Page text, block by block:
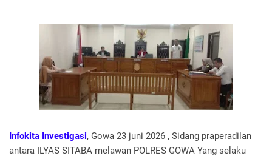
Infokita Investigasi, Gowa 23 juni 2026 , Sidang praperadilan
antara ILYAS SITABA melawan POLRES GOWA Yang selaku